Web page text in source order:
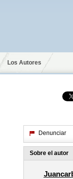
Los Autores
Denunciar
Sobre el autor